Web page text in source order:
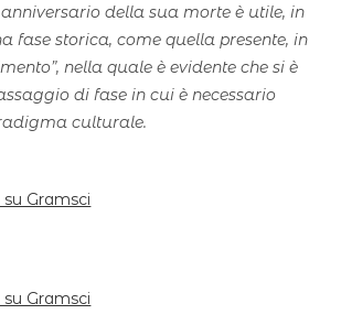
della sua morte è utile, in
fase storica, come quella presente, in
nella quale è evidente che si è
di fase in cui è necessario
culturale.